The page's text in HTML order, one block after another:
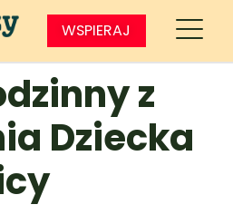
WSPIERAJ
z
Dziecka